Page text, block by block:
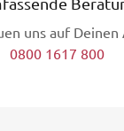
uns auf Deinen
0800 1617 800